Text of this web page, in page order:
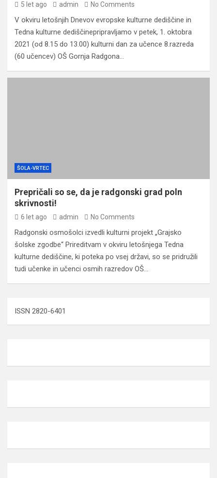
5 let ago admin No Comments
V okviru letošnjih Dnevov evropske kulturne dediščine in
Tedna kulturne dediščinepripravljamo v petek, 1. oktobra
2021 (od 8.15 do 13.00) kulturni dan za učence 8.razreda
(60 učencev) OŠ Gornja Radgona…
ŠOLA-VRTEC
Prepričali so se, da je radgonski grad poln
skrivnosti!
6 let ago admin No Comments
Radgonski osmošolci izvedli kulturni projekt „Grajsko
šolske zgodbe“ Prireditvam v okviru letošnjega Tedna
kulturne dediščine, ki poteka po vsej državi, so se pridružili
tudi učenke in učenci osmih razredov OŠ…
ISSN 2820-6401